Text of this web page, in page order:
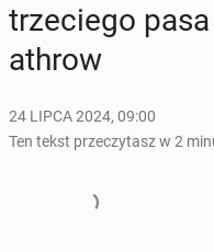
trze­cie­go
ath­row
24 LIPCA 2024, 09:00
Ten tekst przeczytasz w 2